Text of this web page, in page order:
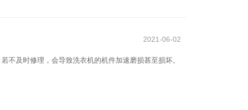
2021-06-02
不及时修理，会导致洗衣机的机件加速磨损甚至损坏。